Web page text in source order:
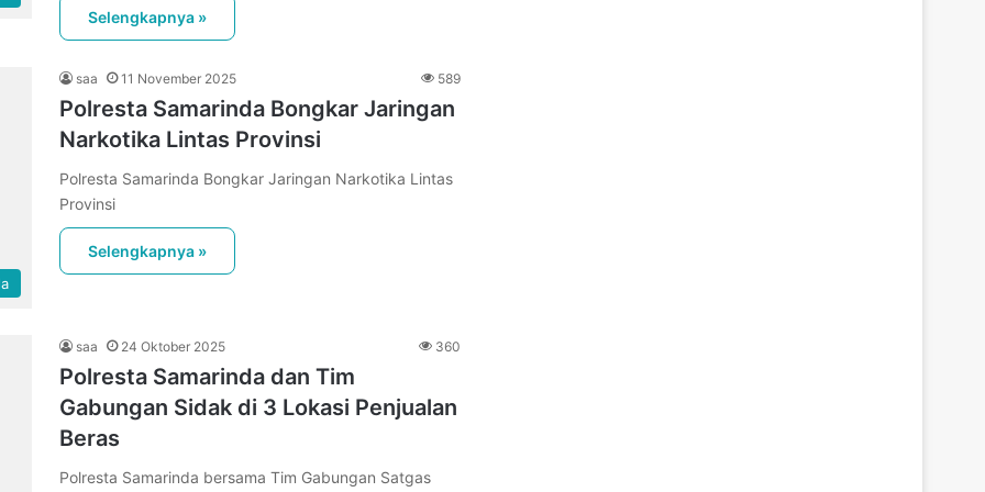
Selengkapnya »
saa 11 November 2025 589
Polresta Samarinda Bongkar Jaringan
Narkotika Lintas Provinsi
Polresta Samarinda Bongkar Jaringan Narkotika Lintas
Provinsi
Selengkapnya »
saa 24 Oktober 2025 360
Polresta Samarinda dan Tim
Gabungan Sidak di 3 Lokasi Penjualan
Beras
Polresta Samarinda bersama Tim Gabungan Satgas